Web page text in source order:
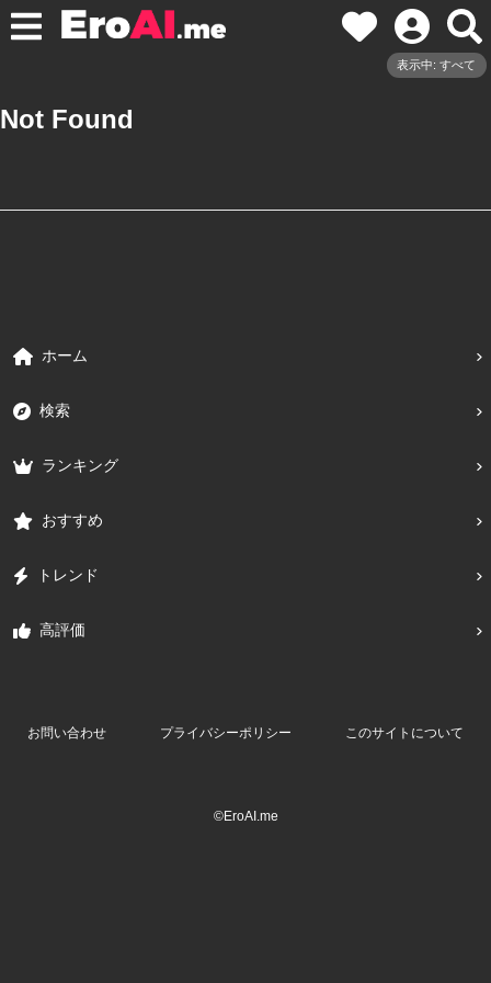
表示中: すべて
Not Found
ホーム
検索
ランキング
おすすめ
トレンド
高評価
お問い合わせ プライバシーポリシー このサイトについて
©EroAI.me